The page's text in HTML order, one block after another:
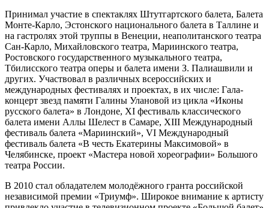
Принимал участие в спектаклях Штутгартского балета, Балета
Монте-Карло, Эстонского национального балета в Таллине и
на гастролях этой труппы в Венеции, неаполитанского театра
Сан-Карло, Михайловского театра, Мариинского театра,
Ростовского государственного музыкального театра,
Тбилисского театра оперы и балета имени З. Палиашвили и
других. Участвовал в различных всероссийских и
международных фестивалях и проектах, в их числе: Гала-
концерт звезд памяти Галины Улановой из цикла «Иконы
русского балета» в Лондоне, XI фестиваль классического
балета имени Аллы Шелест в Самаре, XIII Международный
фестиваль балета «Мариинский», VI Международный
фестиваль балета «В честь Екатерины Максимовой» в
Челябинске, проект «Мастера новой хореографии» Большого
театра России.
В 2010 стал обладателем молодёжного гранта российской
независимой премии «Триумф». Широкое внимание к артисту